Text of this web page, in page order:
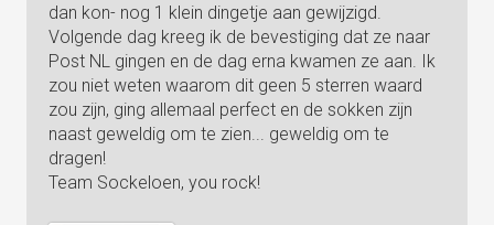
dan kon- nog 1 klein dingetje aan gewijzigd.
Volgende dag kreeg ik de bevestiging dat ze naar
Post NL gingen en de dag erna kwamen ze aan. Ik
zou niet weten waarom dit geen 5 sterren waard
zou zijn, ging allemaal perfect en de sokken zijn
naast geweldig om te zien... geweldig om te
dragen!
Team Sockeloen, you rock!